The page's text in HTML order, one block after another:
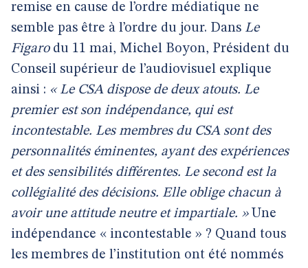
remise en cause de l’ordre médiatique ne
semble pas être à l’ordre du jour. Dans Le
Figarodu 11 mai, Michel Boyon, Président du
Conseil supérieur de l’audiovisuel explique
ainsi : « Le CSA dispose de deux atouts. Le
premier est son indépendance, qui est
incontestable. Les membres du CSA sont des
personnalités éminentes, ayant des expériences
et des sensibilités différentes. Le second est la
collégialité des décisions. Elle oblige chacun à
avoir une attitude neutre et impartiale. » Une
indépendance « incontestable » ? Quand tous
les membres de l’institution ont été nommés